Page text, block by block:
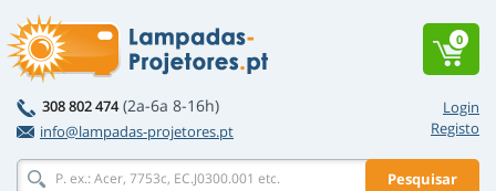
Login
Registo
308 802 474 (2a-6a 8-16h)
info@lampadas-projetores.pt
Pesquisar
0